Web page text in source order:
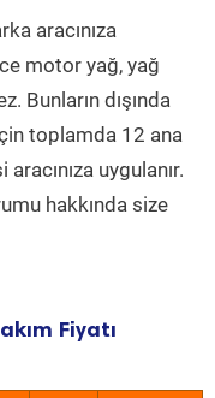
aracınıza
motor yağ, yağ
Bunların dışında
toplamda 12 ana
uygulanır.
hakkında size
Fiyatı